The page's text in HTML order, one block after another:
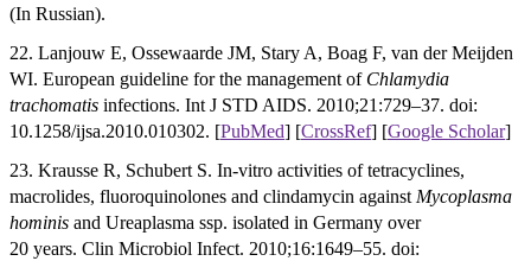
(In Russian).
22. Lanjouw E, Ossewaarde JM, Stary A, Boag F, van der Meijden
WI. European guideline for the management of Chlamydia
trachomatis infections. Int J STD AIDS. 2010;21:729–37. doi:
10.1258/ijsa.2010.010302. [PubMed] [CrossRef] [Google Scholar]
23. Krausse R, Schubert S. In-vitro activities of tetracyclines,
macrolides, fluoroquinolones and clindamycin against Mycoplasma
hominis and Ureaplasma ssp. isolated in Germany over
20 years. Clin Microbiol Infect. 2010;16:1649–55. doi: